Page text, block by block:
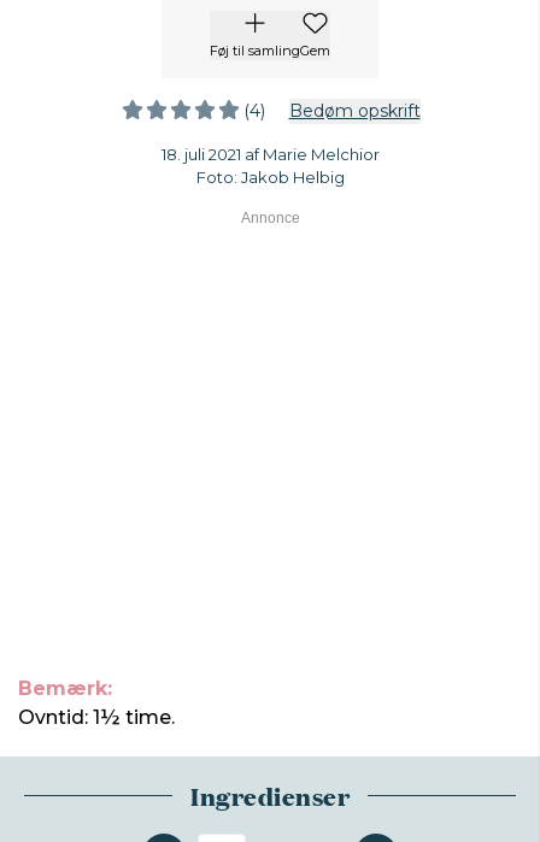
Føj til samlingGem
(4) Bedøm opskrift
18. juli 2021 af Marie Melchior
Foto: Jakob Helbig
Bemærk:
Ovntid: 1½ time.
Ingredienser